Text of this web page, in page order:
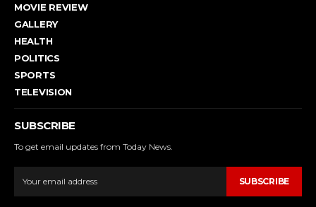
MOVIE REVIEW
GALLERY
HEALTH
POLITICS
SPORTS
TELEVISION
SUBSCRIBE
To get email updates from Today News.
SUBSCRIBE